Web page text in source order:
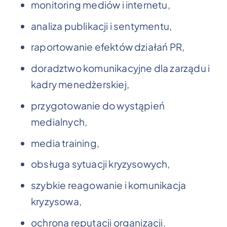
monitoring mediów i internetu,
analiza publikacji i sentymentu,
raportowanie efektów działań PR,
doradztwo komunikacyjne dla zarządu i
kadry menedżerskiej,
przygotowanie do wystąpień
medialnych,
media training,
obsługa sytuacji kryzysowych,
szybkie reagowanie i komunikacja
kryzysowa,
ochrona reputacji organizacji.